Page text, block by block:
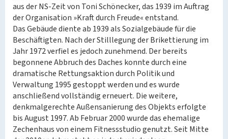
aus der NS-Zeit von Toni Schönecker, das 1939 im Auftrag
der Organisation »Kraft durch Freude« entstand.
Das Gebäude diente ab 1939 als Sozialgebäude für die
Beschäftigten. Nach der Stilllegung der Brikettierung im
Jahr 1972 verfiel es jedoch zunehmend. Der bereits
begonnene Abbruch des Daches konnte durch eine
dramatische Rettungsaktion durch Politik und
Verwaltung 1995 gestoppt werden und es wurde
anschließend vollständig erneuert. Die weitere,
denkmalgerechte Außensanierung des Objekts erfolgte
bis August 1997. Ab Februar 2000 wurde das ehemalige
Zechenhaus von einem Fitnessstudio genutzt. Seit Mitte